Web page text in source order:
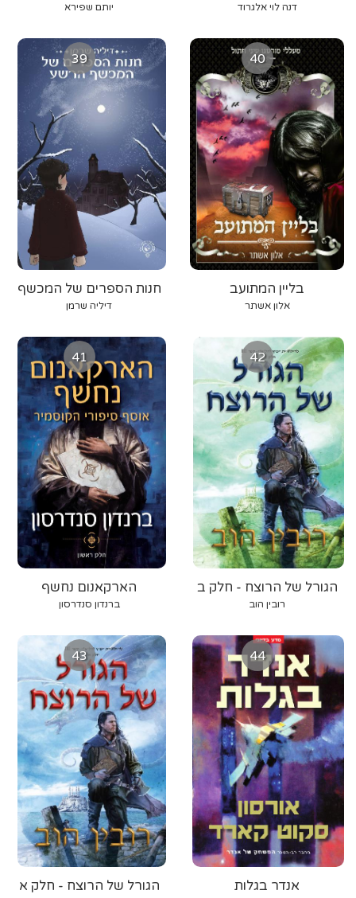
יותם שפירא דנה לוי אלגרוד
39
חנות הספרים של המכשף
הרשע
דיליה שרמן
40
בליין המתועב
אלון אשתר
41
‫הארקאנום‬ ‫נחשף‬
‫ברנדון‬‫ סנדרסון‬
42
הגורל של הרוצח - חלק ב
רובין הוב
43
הגורל של הרוצח - חלק א
44
אנדר בגלות